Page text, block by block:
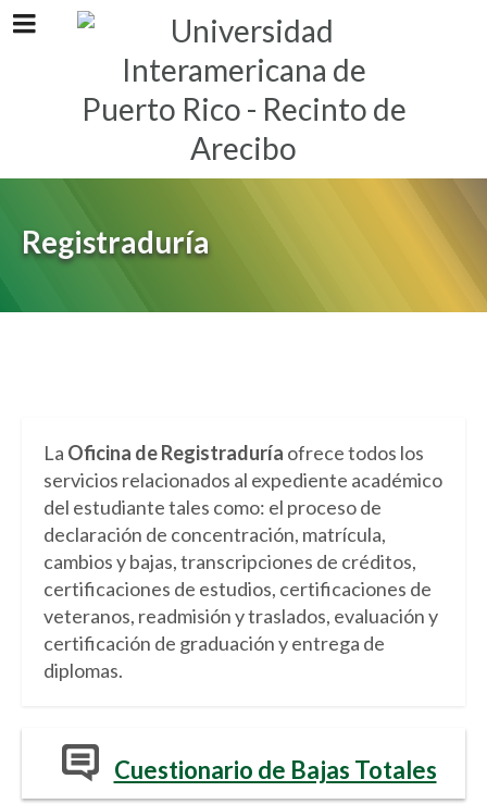
Registraduría
La Oficina de Registraduría ofrece todos los
servicios relacionados al expediente académico
del estudiante tales como: el proceso de
declaración de concentración, matrícula,
cambios y bajas, transcripciones de créditos,
certificaciones de estudios, certificaciones de
veteranos, readmisión y traslados, evaluación y
certificación de graduación y entrega de
diplomas.
Cuestionario de Bajas Totales